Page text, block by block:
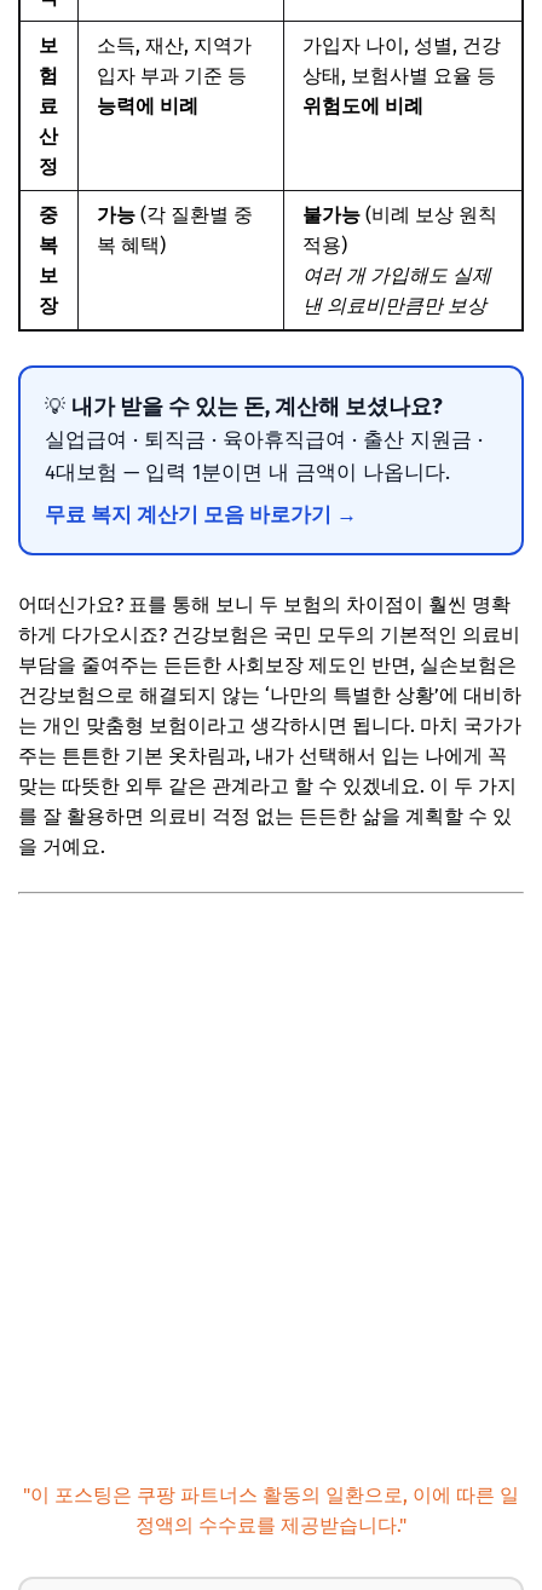
보
험
료
산
정
소득, 재산, 지역가
입자 부과 기준 등
능력에 비례
가입자 나이, 성별, 건강
상태, 보험사별 요율 등
위험도에 비례
중
복
보
장
가능 (각 질환별 중
복 혜택)
불가능 (비례 보상 원칙
적용)
여러 개 가입해도 실제
낸 의료비만큼만 보상
💡 내가 받을 수 있는 돈, 계산해 보셨나요?
실업급여 · 퇴직금 · 육아휴직급여 · 출산 지원금 ·
4대보험 — 입력 1분이면 내 금액이 나옵니다.
무료 복지 계산기 모음 바로가기 →
어떠신가요? 표를 통해 보니 두 보험의 차이점이 훨씬 명확
하게 다가오시죠? 건강보험은 국민 모두의 기본적인 의료비
부담을 줄여주는 든든한 사회보장 제도인 반면, 실손보험은
건강보험으로 해결되지 않는 ‘나만의 특별한 상황’에 대비하
는 개인 맞춤형 보험이라고 생각하시면 됩니다. 마치 국가가
주는 튼튼한 기본 옷차림과, 내가 선택해서 입는 나에게 꼭
맞는 따뜻한 외투 같은 관계라고 할 수 있겠네요. 이 두 가지
를 잘 활용하면 의료비 걱정 없는 든든한 삶을 계획할 수 있
을 거예요.
"이 포스팅은 쿠팡 파트너스 활동의 일환으로, 이에 따른 일
정액의 수수료를 제공받습니다."